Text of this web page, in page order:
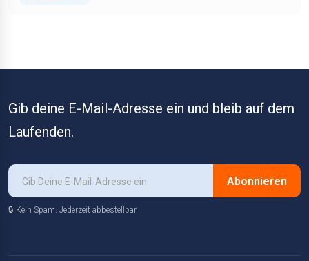
Gib deine E-Mail-Adresse ein und bleib auf dem
Laufenden.
Abonnieren
🔒 Kein Spam. Jederzeit abbestellbar.